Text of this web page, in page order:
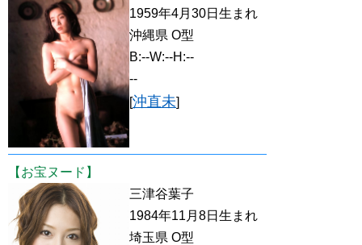
1959年4月30日生まれ
沖縄県 O型
B:--W:--H:--
--
[沖直未]
【お宝ヌード】
三津谷葉子
1984年11月8日生まれ
埼玉県 O型